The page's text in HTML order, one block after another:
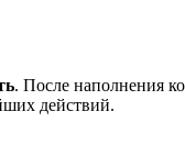
. После наполнения
действий.